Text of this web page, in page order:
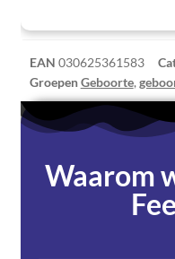
EAN 030625361583
GroepenGeboorte,
Waarom